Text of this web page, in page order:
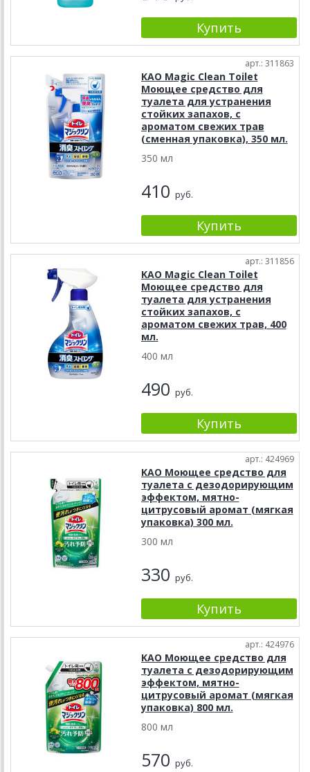
арт.: 311863
KAO Magiс Clean Toilet
Моющее средство для
туалета для устранения
стойких запахов, с
ароматом свежих трав
(сменная упаковка), 350 мл.
350 мл
410 руб.
арт.: 311856
KAO Magiс Clean Toilet
Моющее средство для
туалета для устранения
стойких запахов, с
ароматом свежих трав, 400
мл.
400 мл
490 руб.
арт.: 424969
KAO Моющее средство для
туалета с дезодорирующим
эффектом, мятно-
цитрусовый аромат (мягкая
упаковка) 300 мл.
300 мл
330 руб.
арт.: 424976
KAO Моющее средство для
туалета с дезодорирующим
эффектом, мятно-
цитрусовый аромат (мягкая
упаковка) 800 мл.
800 мл
570 руб.